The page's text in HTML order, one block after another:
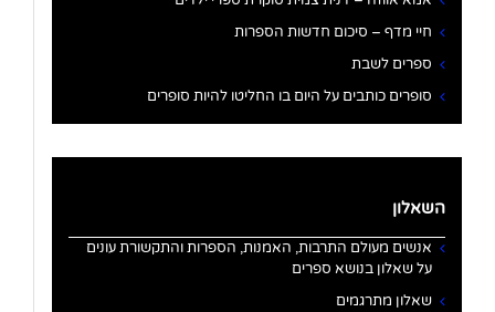
חיי מדף – סיכום חדשות הספרות
ספרים לשבת
סופרים כותבים על היום בו החליטו להיות סופרים
השאלון
אנשים מעולם התרבות, האמנות, הספרות והתקשורת עונים
על שאלון בנושא ספרים
שאלון מתרגמים